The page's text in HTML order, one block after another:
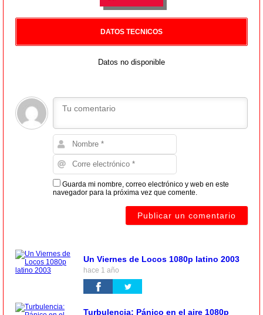
DATOS TECNICOS
Datos no disponible
Guarda mi nombre, correo electrónico y web en este
navegador para la próxima vez que comente.
Un Viernes de Locos 1080p latino 2003
hace 1 año
Turbulencia: Pánico en el aire 1080p